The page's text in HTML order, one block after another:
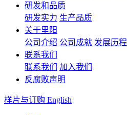
研发和品质
研发实力 生产品质
关于里阳
公司介绍 公司成就 发展历程
联系我们
联系我们
加入我们
反腐败声明
样片与订购 English